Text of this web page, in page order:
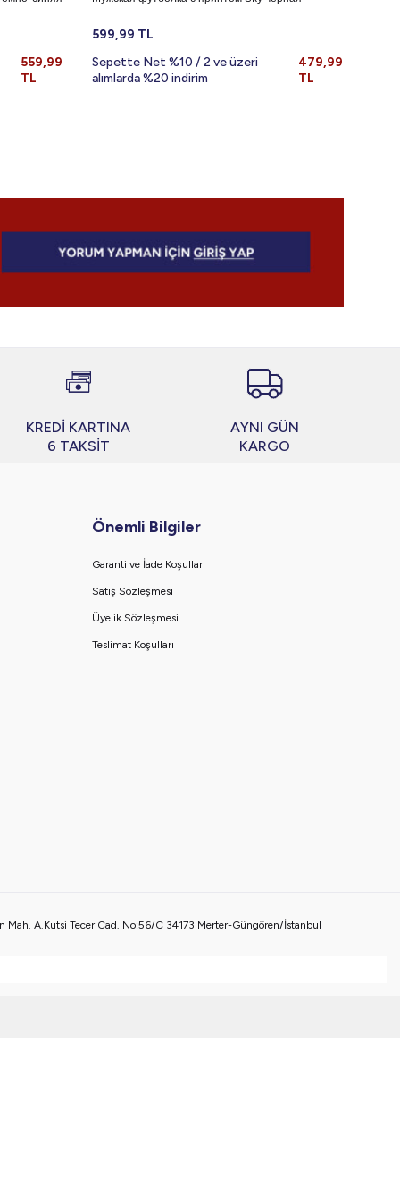
559,99
TL
599,99 TL
Sepette Net %10 / 2 ve üzeri
alımlarda %20 indirim
479,99
TL
KREDİ KARTINA
6 TAKSİT
AYNI GÜN
KARGO
Önemli Bilgiler
Garanti ve İade Koşulları
Satış Sözleşmesi
Üyelik Sözleşmesi
Teslimat Koşulları
Mah. A.Kutsi Tecer Cad. No:56/C 34173 Merter-Güngören/İstanbul